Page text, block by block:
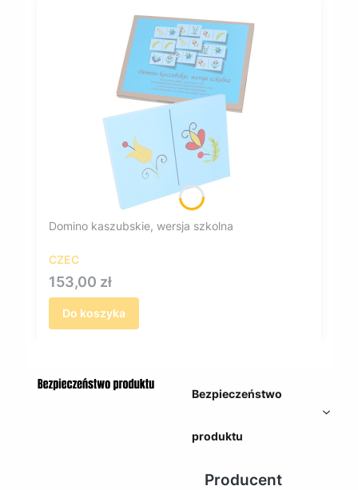
Domino kaszubskie, wersja szkolna
CZEC
Cena
153,00 zł
Do koszyka
Bezpieczeństwo
produktu
Producent